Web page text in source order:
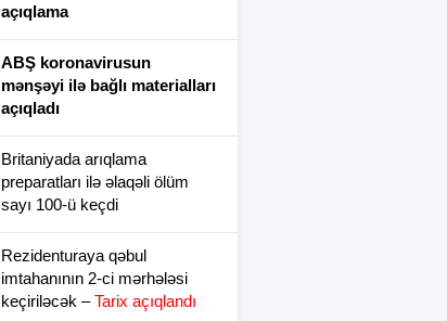
açıqlama
ABŞ koronavirusun
mənşəyi ilə bağlı materialları
açıqladı
Britaniyada arıqlama
preparatları ilə əlaqəli ölüm
sayı 100-ü keçdi
Rezidenturaya qəbul
imtahanının 2-ci mərhələsi
keçiriləcək –Tarix açıqlandı